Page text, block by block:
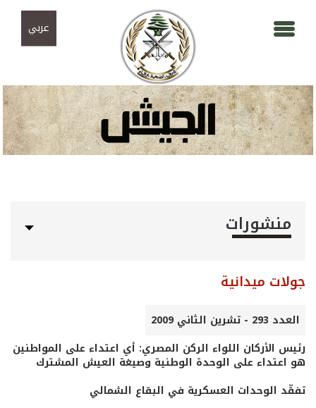
عربي
منشورات
جولات ميدانية
العدد 293 - تشرين الثاني 2009
رئيس الأركان اللواء الركن المصري: أي اعتداء على المواطنين
هو اعتداء على الوحدة الوطنية وصيغة العيش المشترك
تفقّد الوحدات العسكرية في البقاع الشمالي